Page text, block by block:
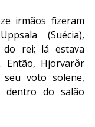
irmãos fizeram
(Suécia),
do rei; lá estava
Então, Hjörvarðr
voto solene,
dentro do salão